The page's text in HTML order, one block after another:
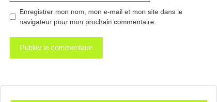
Enregistrer mon nom, mon e-mail et mon site dans le
navigateur pour mon prochain commentaire.